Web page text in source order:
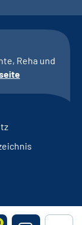
Reha und